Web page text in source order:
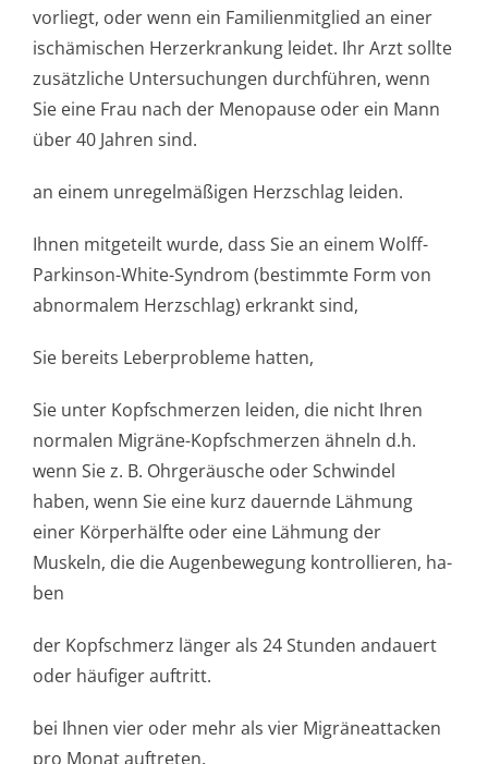
vorliegt, oder wenn ein Familienmitglied an einer
ischämischen Herzerkrankung leidet. Ihr Arzt sollte
zusätzliche Untersuchungen durchführen, wenn
Sie eine Frau nach der Menopause oder ein Mann
über 40 Jahren sind.
an einem unregelmäßigen Herzschlag leiden.
Ihnen mitgeteilt wurde, dass Sie an einem Wolff-
Parkinson-White-Syndrom (bestimmte Form von
abnormalem Herzschlag) erkrankt sind,
Sie bereits Leberprobleme hatten,
Sie unter Kopfschmerzen leiden, die nicht Ihren
normalen Migräne-Kopfschmerzen ähneln d.h.
wenn Sie z. B. Ohrgeräusche oder Schwindel
haben, wenn Sie eine kurz dauernde Lähmung
einer Körperhälfte oder eine Lähmung der
Muskeln, die die Augenbewegung kontrollieren, ha­
ben
der Kopfschmerz länger als 24 Stunden andauert
oder häufiger auftritt.
bei Ihnen vier oder mehr als vier Migräneattacken
pro Monat auftreten.